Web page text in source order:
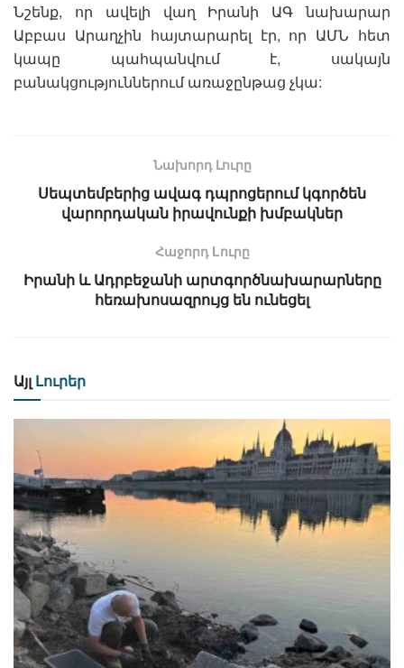
Նշենք, որ ավելի վաղ Իրանի ԱԳ նախարար
Աբբաս Արաղչին հայտարարել էր, որ ԱՄՆ հետ
կապը պահպանվում է, սակայն
բանակցություններում առաջընթաց չկա:
Նախորդ Լուրը
Սեպտեմբերից ավագ դպրոցերում կգործեն
վարորդական իրավունքի խմբակներ
Հաջորդ Lուրը
Իրանի և Ադրբեջանի արտգործնախարարները
հեռախոսազրույց են ունեցել
Այլ Լուրեր